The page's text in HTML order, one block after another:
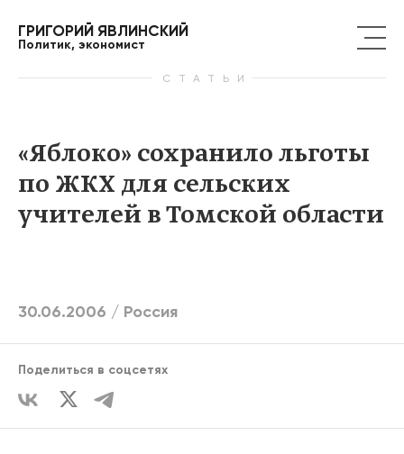
ГРИГОРИЙ ЯВЛИНСКИЙ
Политик, экономист
СТАТЬИ
«Яблоко» сохранило льготы
по ЖКХ для сельских
учителей в Томской области
30.06.2006 / Россия
Поделиться в соцсетях